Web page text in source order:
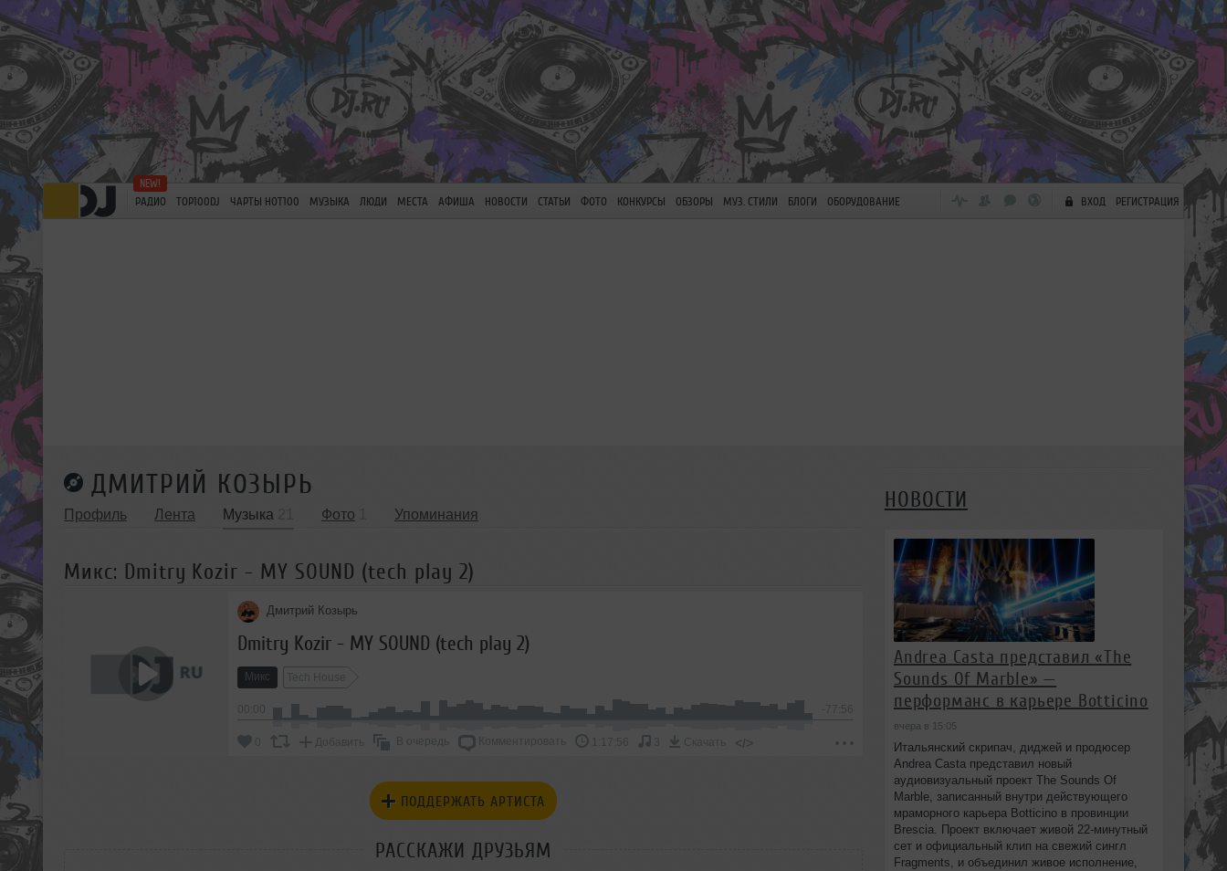
РАДИО TOP100DJ ЧАРТЫ HOT100 МУЗЫКА ЛЮДИ МЕСТА АФИША НОВОСТИ СТАТЬИ ФОТО КОНКУРСЫ ОБЗОРЫ МУЗ. СТИЛИ БЛОГИ ОБОРУДОВАНИЕ ВХОД РЕГИСТРАЦИЯ
ДМИТРИЙ КОЗЫРЬ
Профиль Лента Музыка Фото Упоминания
Микс: Dmitry Kozir - MY SOUND (tech play 2)
Дмитрий Козырь
Dmitry Kozir - MY SOUND (tech play 2)
Микс Tech House
-77:56
Добавить В очередь Комментировать 1:17:56 3 Скачать </>
ПОДДЕРЖАТЬ АРТИСТА
РАССКАЖИ ДРУЗЬЯМ
НОВОСТИ
Andrea Casta представил «The
Sounds Of Marble» —
перформанс в карьере Botticino
вчера в 15:05
Итальянский скрипач, диджей и продюсер
Andrea Casta представил новый
аудиовизуальный проект The Sounds Of
Marble, записанный внутри действующего
мраморного карьера Botticino в провинции
Brescia. Проект включает живой 22‑минутный
сет и официальный клип на свежий сингл
Fragments, и объединил живое исполнение,